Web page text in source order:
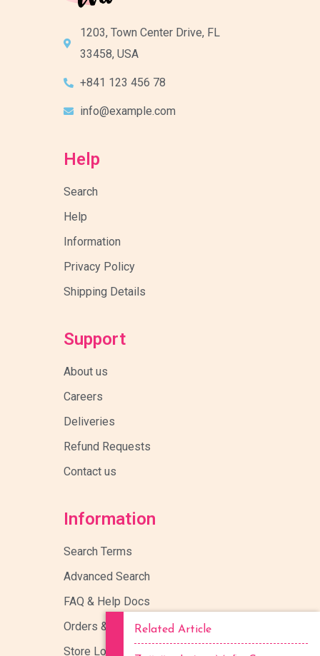
Related Article
1203, Town Center Drive, FL
33458, USA
+841 123 456 78
info@example.com
Help
Search
Help
Information
Privacy Policy
Shipping Details
Support
About us
Careers
Deliveries
Refund Requests
Contact us
Information
Search Terms
Advanced Search
FAQ & Help Docs
Orders & Returns
Store Location